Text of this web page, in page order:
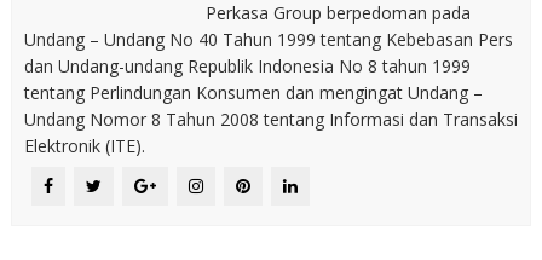
Perkasa Group berpedoman pada
Undang – Undang No 40 Tahun 1999 tentang Kebebasan Pers
dan Undang-undang Republik Indonesia No 8 tahun 1999
tentang Perlindungan Konsumen dan mengingat Undang –
Undang Nomor 8 Tahun 2008 tentang Informasi dan Transaksi
Elektronik (ITE).